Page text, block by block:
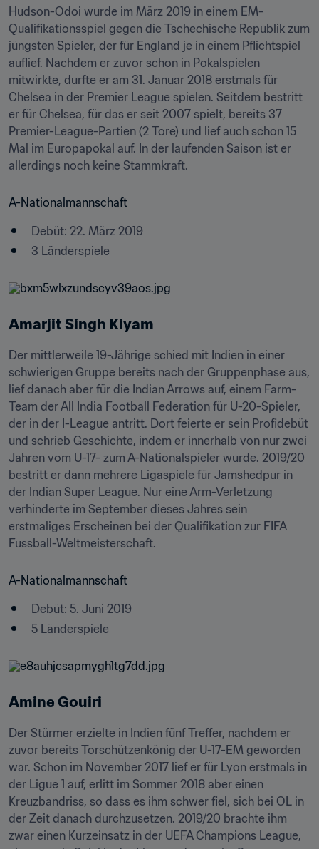
Hudson-Odoi wurde im März 2019 in einem EM-
Qualifikationsspiel gegen die Tschechische Republik zum
jüngsten Spieler, der für England je in einem Pflichtspiel
auflief. Nachdem er zuvor schon in Pokalspielen
mitwirkte, durfte er am 31. Januar 2018 erstmals für
Chelsea in der Premier League spielen. Seitdem bestritt
er für Chelsea, für das er seit 2007 spielt, bereits 37
Premier-League-Partien (2 Tore) und lief auch schon 15
Mal im Europapokal auf. In der laufenden Saison ist er
allerdings noch keine Stammkraft.
A-Nationalmannschaft
Debüt: 22. März 2019
3 Länderspiele
Amarjit Singh Kiyam
Der mittlerweile 19-Jährige schied mit Indien in einer
schwierigen Gruppe bereits nach der Gruppenphase aus,
lief danach aber für die Indian Arrows auf, einem Farm-
Team der All India Football Federation für U-20-Spieler,
der in der I-League antritt. Dort feierte er sein Profidebüt
und schrieb Geschichte, indem er innerhalb von nur zwei
Jahren vom U-17- zum A-Nationalspieler wurde. 2019/20
bestritt er dann mehrere Ligaspiele für Jamshedpur in
der Indian Super League. Nur eine Arm-Verletzung
verhinderte im September dieses Jahres sein
erstmaliges Erscheinen bei der Qualifikation zur FIFA
Fussball-Weltmeisterschaft.
A-Nationalmannschaft
Debüt: 5. Juni 2019
5 Länderspiele
Amine Gouiri
Der Stürmer erzielte in Indien fünf Treffer, nachdem er
zuvor bereits Torschützenkönig der U-17-EM geworden
war. Schon im November 2017 lief er für Lyon erstmals in
der Ligue 1 auf, erlitt im Sommer 2018 aber einen
Kreuzbandriss, so dass es ihm schwer fiel, sich bei OL in
der Zeit danach durchzusetzen. 2019/20 brachte ihm
zwar einen Kurzeinsatz in der UEFA Champions League,